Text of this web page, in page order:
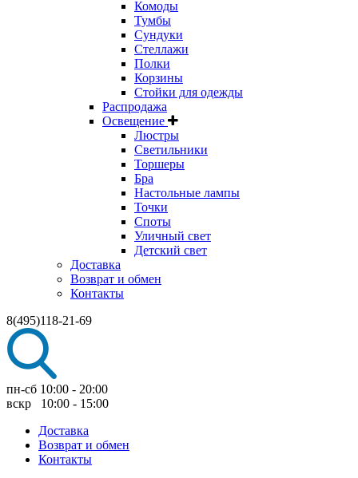
Комоды
Тумбы
Сундуки
Стеллажи
Полки
Корзины
Стойки для одежды
Распродажа
Освещение
Люстры
Светильники
Торшеры
Бра
Настольные лампы
Точки
Споты
Уличный свет
Детский свет
Доставка
Возврат и обмен
Контакты
8(495)118-21-69
пн-сб 10:00 - 20:00
вскр 10:00 - 15:00
Доставка
Возврат и обмен
Контакты